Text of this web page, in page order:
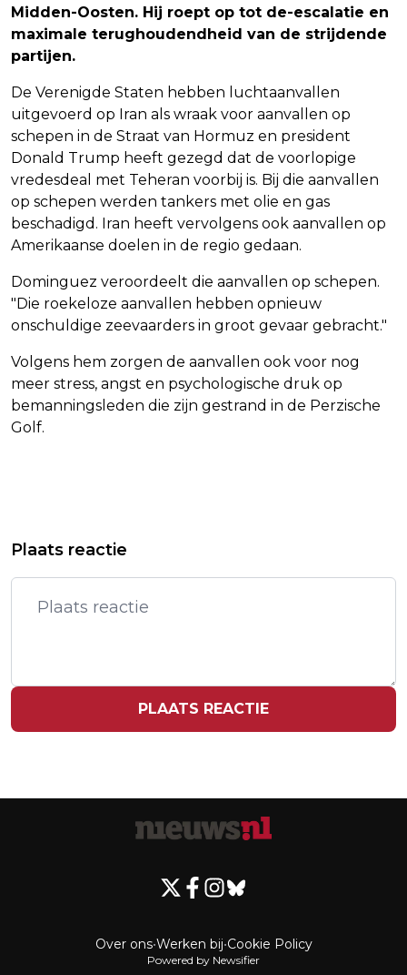
Midden-Oosten. Hij roept op tot de-escalatie en
maximale terughoudendheid van de strijdende
partijen.
De Verenigde Staten hebben luchtaanvallen
uitgevoerd op Iran als wraak voor aanvallen op
schepen in de Straat van Hormuz en president
Donald Trump heeft gezegd dat de voorlopige
vredesdeal met Teheran voorbij is. Bij die aanvallen
op schepen werden tankers met olie en gas
beschadigd. Iran heeft vervolgens ook aanvallen op
Amerikaanse doelen in de regio gedaan.
Dominguez veroordeelt die aanvallen op schepen.
"Die roekeloze aanvallen hebben opnieuw
onschuldige zeevaarders in groot gevaar gebracht."
Volgens hem zorgen de aanvallen ook voor nog
meer stress, angst en psychologische druk op
bemanningsleden die zijn gestrand in de Perzische
Golf.
OMWONENDEN TATA STEEL
FNV KONDIGT STAKING BIJ GALL &
GALL AAN OP DONDERDAG EN
VRIJDAG
Plaats reactie
PLAATS REACTIE
Over ons•Werken bij•Cookie Policy
Powered by Newsifier